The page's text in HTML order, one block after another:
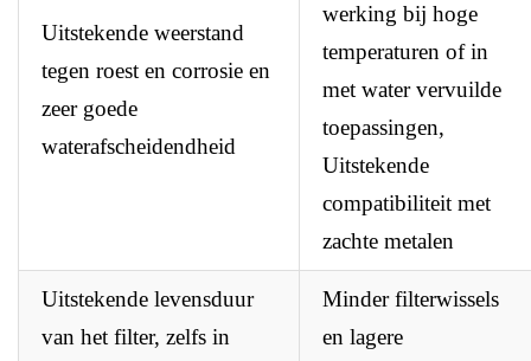
Uitstekende weerstand
tegen roest en corrosie en
zeer goede
waterafscheidendheid
werking bij hoge
temperaturen of in
met water vervuilde
toepassingen,
Uitstekende
compatibiliteit met
zachte metalen
Uitstekende levensduur
van het filter, zelfs in
Minder filterwissels
en lagere